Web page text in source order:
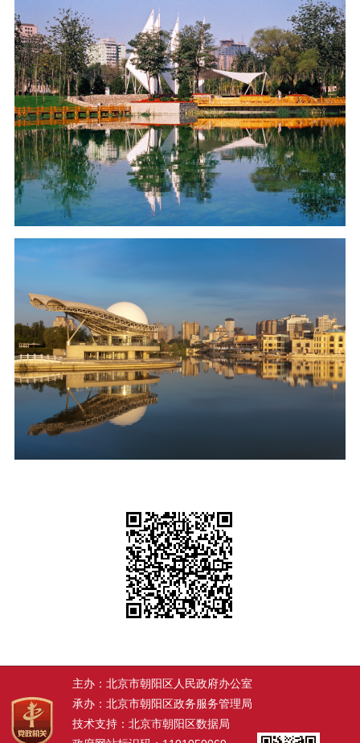
主办：北京市朝阳区人民政府办公室
承办：北京市朝阳区政务服务管理局
技术支持：北京市朝阳区数据局